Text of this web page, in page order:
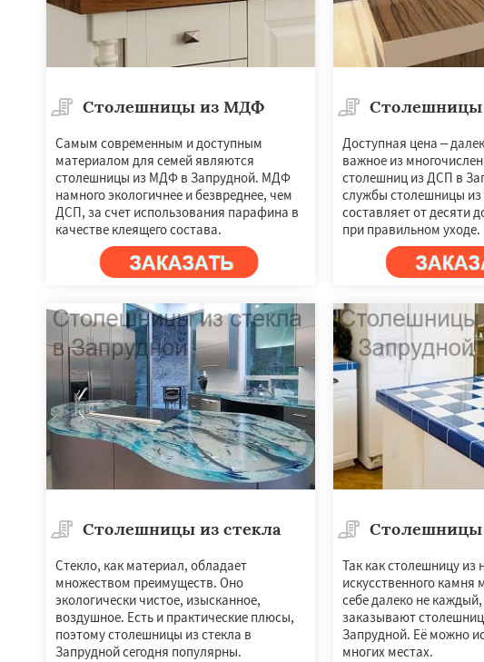
Столешницы из МДФ
Самым современным и доступным
материалом для семей являются
столешницы из МДФ в Запрудной. МДФ
намного экологичнее и безвреднее, чем
ДСП, за счет использования парафина в
качестве клеящего состава.
Доступная цена –
важное из
столешниц из ДСП в
службы столешницы из
составляет от десяти
при правильном уходе.
Столешницы из стекла
Стекло, как материал, обладает
множеством преимуществ. Оно
экологически чистое, изысканное,
воздушное. Есть и практические плюсы,
поэтому столешницы из стекла в
Запрудной сегодня популярны.
Столешницы
Так как столешницу из
искусственного камня
себе далеко не
заказывают
Запрудной. Её можно
многих местах.